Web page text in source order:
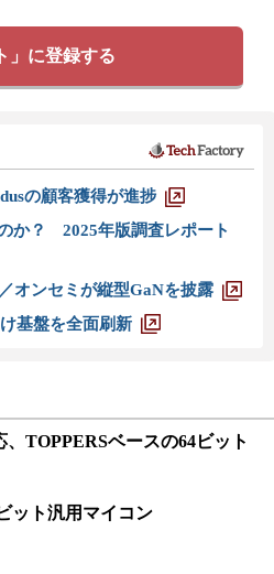
」に登録する
の顧客獲得が進捗
か？ 2025年版調査レポート
オンセミが縦型GaNを披露
基盤を全面刷新
TOPPERSベースの64ビット
ット汎用マイコン